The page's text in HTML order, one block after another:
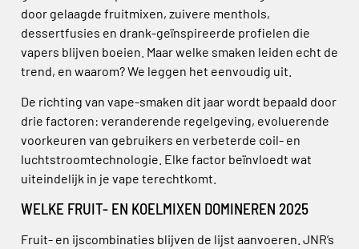
door gelaagde fruitmixen, zuivere menthols,
dessertfusies en drank-geïnspireerde profielen die
vapers blijven boeien. Maar welke smaken leiden echt de
trend, en waarom? We leggen het eenvoudig uit.
De richting van vape-smaken dit jaar wordt bepaald door
drie factoren: veranderende regelgeving, evoluerende
voorkeuren van gebruikers en verbeterde coil- en
luchtstroomtechnologie. Elke factor beïnvloedt wat
uiteindelijk in je vape terechtkomt.
WELKE FRUIT- EN KOELMIXEN DOMINEREN 2025
Fruit- en ijscombinaties blijven de lijst aanvoeren. JNR’s